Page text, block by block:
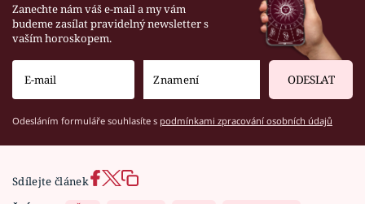
Zanechte nám váš e-mail a my vám
budeme zasílat pravidelný newsletter s
vaším horoskopem.
ODESLAT
Odesláním formuláře souhlasíte s podmínkami zpracování osobních údajů
Sdílejte článek